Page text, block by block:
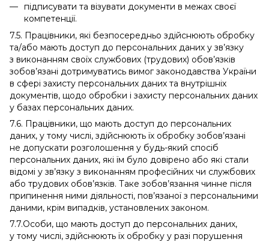
підписувати та візувати документи в межах своєї
компетенції.
7.5. Працівники, які безпосередньо здійснюють обробку
та/або мають доступ до персональних даних у зв’язку
з виконанням своїх службових (трудових) обов’язків
зобов’язані дотримуватись вимог законодавства України
в сфері захисту персональних даних та внутрішніх
документів, щодо обробки і захисту персональних даних
у базах персональних даних.
7.6. Працівники, що мають доступ до персональних
даних, у тому числі, здійснюють їх обробку зобов’язані
не допускати розголошення у будь-який спосіб
персональних даних, які їм було довірено або які стали
відомі у зв’язку з виконанням професійних чи службових
або трудових обов’язків. Таке зобов’язання чинне після
припинення ними діяльності, пов’язаної з персональними
даними, крім випадків, установлених законом.
7.7.Особи, що мають доступ до персональних даних,
у тому числі, здійснюють їх обробку у разі порушення